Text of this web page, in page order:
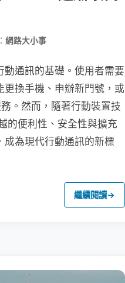
網路大小事
通訊的基礎。使用者需要
換手機、申辦新門號，或
。然而，隨著行動裝置技
的便利性、安全性與擴充
為現代行動通訊的新標
繼續閱讀→